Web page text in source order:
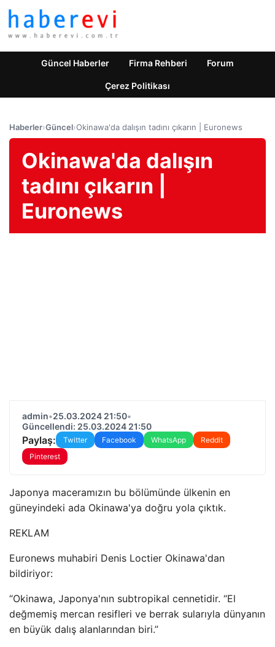
Güncel Haberler Firma Rehberi Forum
Çerez Politikası
Haberler›Güncel›Okinawa'da dalışın tadını çıkarın | Euronews
Okinawa'da dalışın
tadını çıkarın |
Euronews
admin•25.03.2024 21:50•
Güncellendi: 25.03.2024 21:50
Paylaş: Twitter Facebook WhatsApp
Reddit
Pinterest
Japonya maceramızın bu bölümünde ülkenin en
güneyindeki ada Okinawa'ya doğru yola çıktık.
REKLAM
Euronews muhabiri Denis Loctier Okinawa'dan
bildiriyor:
“Okinawa, Japonya'nın subtropikal cennetidir. “El
değmemiş mercan resifleri ve berrak sularıyla dünyanın
en büyük dalış alanlarından biri.”